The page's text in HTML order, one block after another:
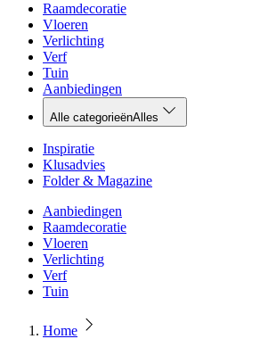
Raamdecoratie
Vloeren
Verlichting
Verf
Tuin
Aanbiedingen
Alle categorieënAlles
Inspiratie
Klusadvies
Folder & Magazine
Aanbiedingen
Raamdecoratie
Vloeren
Verlichting
Verf
Tuin
Home